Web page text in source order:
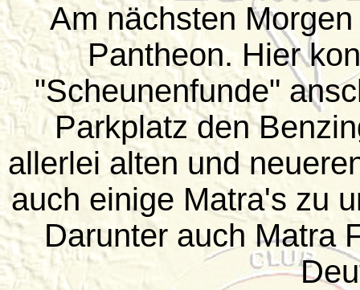
Am nächsten
Pantheon. Hier
"Scheunenfunde"
Parkplatz den
allerlei alten und
auch einige Matra's zu
Darunter auch Matra